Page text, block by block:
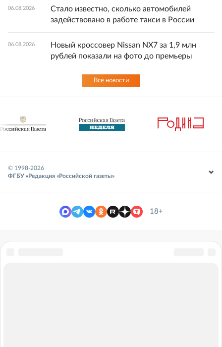
06.08.2026
Стало известно, сколько автомобилей
задействовано в работе такси в России
06.08.2026
Новый кроссовер Nissan NX7 за 1,9 млн
рублей показали на фото до премьеры
Все новости
© 1998-2026
ФГБУ «Редакция «Российской газеты»
18+